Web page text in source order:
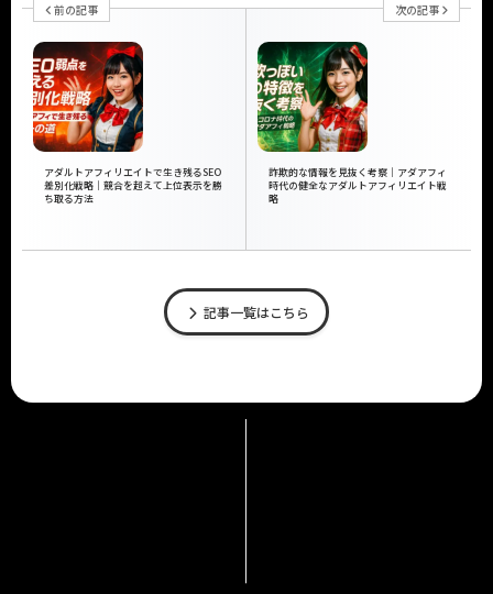
前の記事
アダルトアフィリエイトで生き残るSEO
差別化戦略｜競合を超えて上位表示を勝
ち取る方法
次の記事
詐欺的な情報を見抜く考察｜アダアフィ
時代の健全なアダルトアフィリエイト戦
略
記事一覧はこちら